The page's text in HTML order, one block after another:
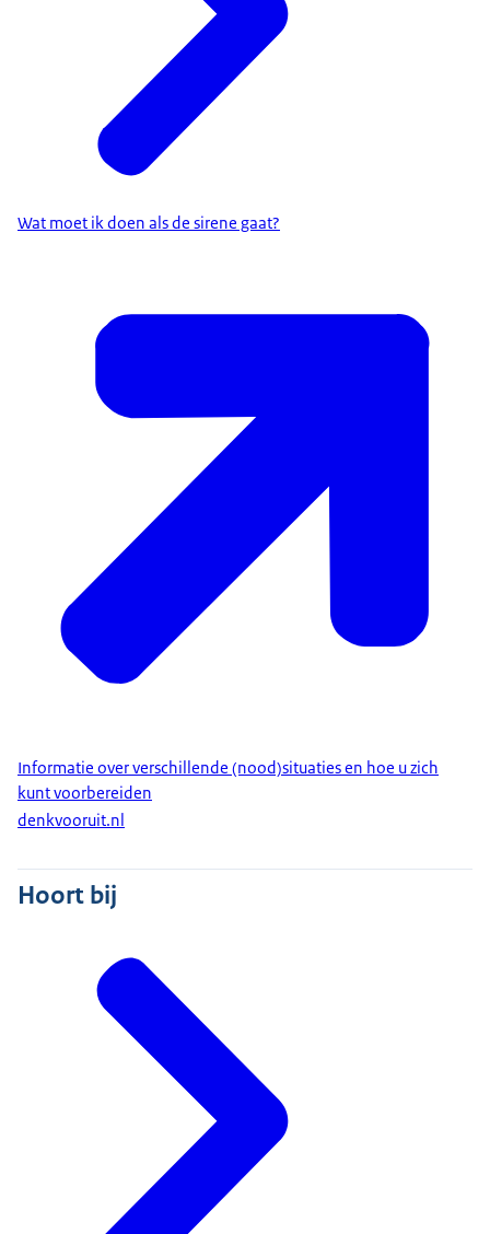
Wat moet ik doen als de sirene gaat?
Informatie over verschillende (nood)situaties en hoe u zich
kunt voorbereiden
denkvooruit.nl
Hoort bij